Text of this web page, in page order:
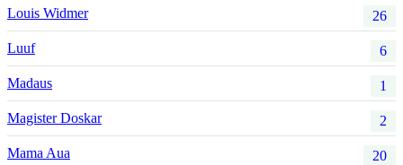
Louis Widmer 26
Luuf 6
Madaus 1
Magister Doskar 2
Mama Aua 20